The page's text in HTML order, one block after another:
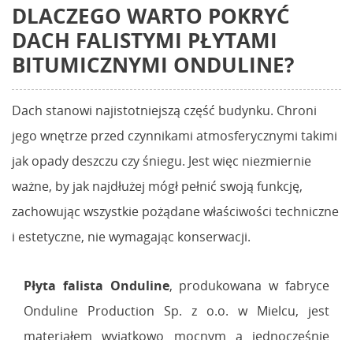
DLACZEGO WARTO POKRYĆ
DACH FALISTYMI PŁYTAMI
BITUMICZNYMI ONDULINE?
Dach stanowi najistotniejszą część budynku. Chroni
jego wnętrze przed czynnikami atmosferycznymi takimi
jak opady deszczu czy śniegu. Jest więc niezmiernie
ważne, by jak najdłużej mógł pełnić swoją funkcję,
zachowując wszystkie pożądane właściwości techniczne
i estetyczne, nie wymagając konserwacji.
Płyta falista Onduline, produkowana w fabryce
Onduline Production Sp. z o.o. w Mielcu, jest
materiałem wyjątkowo mocnym a jednocześnie